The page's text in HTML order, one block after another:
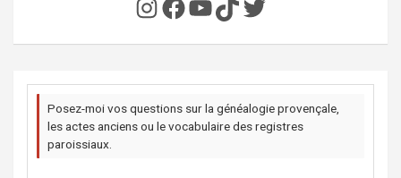
Instagram
Facebook
YouTube
TikTok
Twitter
Posez-moi vos questions sur la généalogie provençale,
les actes anciens ou le vocabulaire des registres
paroissiaux.